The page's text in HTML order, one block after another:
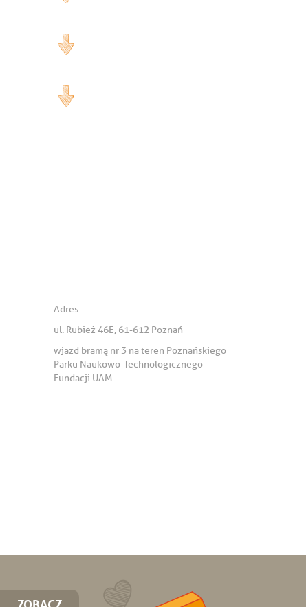
Adres:
ul. Rubież 46E, 61-612 Poznań
wjazd bramą nr 3 na teren Poznańskiego
Parku Naukowo-Technologicznego
Fundacji UAM